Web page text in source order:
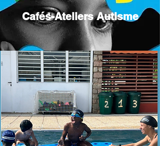
Cafés-Ateliers Autisme